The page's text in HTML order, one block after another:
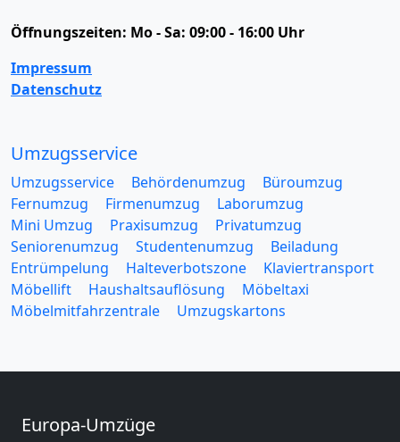
Öffnungszeiten: Mo - Sa: 09:00 - 16:00 Uhr
Impressum
Datenschutz
Umzugsservice
Umzugsservice Behördenumzug
Büroumzug
Fernumzug
Firmenumzug
Laborumzug
Mini Umzug
Praxisumzug
Privatumzug
Seniorenumzug
Studentenumzug
Beiladung
Entrümpelung
Halteverbotszone
Klaviertransport
Möbellift
Haushaltsauflösung
Möbeltaxi
Möbelmitfahrzentrale
Umzugskartons
Europa-Umzüge